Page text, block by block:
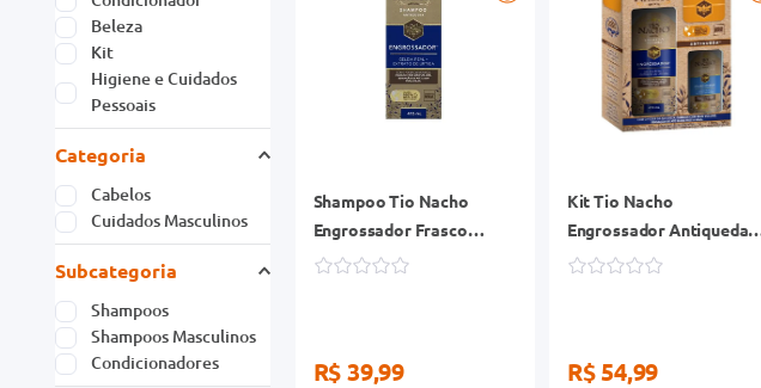
Beleza
Kit
Higiene e Cuidados
Pessoais
Categoria
Cabelos
Cuidados Masculinos
Subcategoria
Shampoos
Shampoos Masculinos
Condicionadores
Shampoo Tio Nacho
Engrossador Frasco
415ml
R$ 39,99
Kit Tio Nacho
Engrossador Antiqueda
Shampoo 415ml +
R$ 54,99